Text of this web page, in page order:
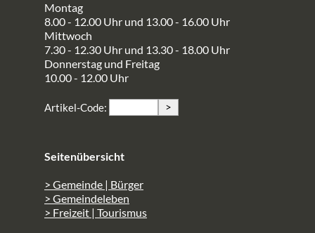
Montag
8.00 - 12.00 Uhr und 13.00 - 16.00 Uhr
Mittwoch
7.30 - 12.30 Uhr und 13.30 - 18.00 Uhr
Donnerstag und Freitag
10.00 - 12.00 Uhr
Artikel-Code: >
Seitenübersicht
> Gemeinde | Bürger
> Gemeindeleben
> Freizeit | Tourismus